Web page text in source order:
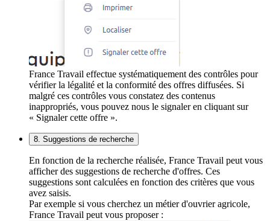
France Travail effectue systématiquement des contrôles pour
vérifier la légalité et la conformité des offres diffusées. Si
malgré ces contrôles vous constatez des contenus
inappropriés, vous pouvez nous le signaler en cliquant sur
« Signaler cette offre ».
8. Suggestions de recherche
En fonction de la recherche réalisée, France Travail peut vous
afficher des suggestions de recherche d'offres. Ces
suggestions sont calculées en fonction des critères que vous
avez saisis.
Par exemple si vous cherchez un métier d'ouvrier agricole,
France Travail peut vous proposer :